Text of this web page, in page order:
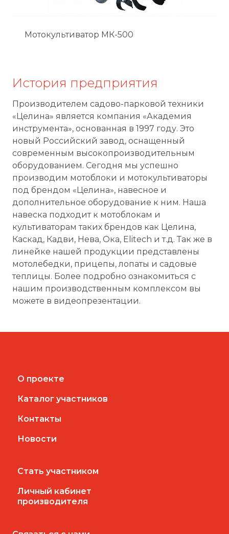
Мотокультиватор МК-500
История предприятия
Производителем садово-парковой техники
«Целина» является компания «Академия
инструмента», основанная в 1997 году. Это
новый Российский завод, оснащенный
современным высокопроизводительным
оборудованием. Сегодня мы успешно
производим мотоблоки и мотокультиваторы
под брендом «Целина», навесное и
дополнительное оборудование к ним. Наша
навеска подходит к мотоблокам и
культиваторам таких брендов как Целина,
Каскад, Кадви, Нева, Ока, Elitech и т.д. Так же в
линейке нашей продукции представлены
мотолебедки, прицепы, лопаты и садовые
теплицы. Более подробно ознакомиться с
нашим производственным комплексом вы
можете в видеопрезентации.
О проекте
Каталог участников
Контакты
Новости
Стать участником
Личный кабинет
производителя